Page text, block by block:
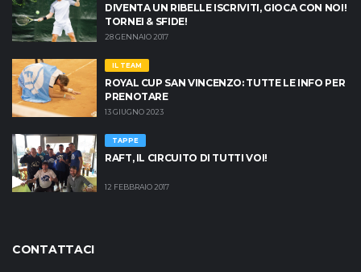
DIVENTA UN RIBELLE ISCRIVITI, GIOCA CON NOI!
TORNEI & SFIDE!
28 GENNAIO 2017
IL TEAM
ROYAL CUP SAN VINCENZO: TUTTE LE INFO PER
PRENOTARE
13 GIUGNO 2023
TAPPE
RAFT, IL CIRCUITO DI TUTTI VOI!
12 FEBBRAIO 2017
CONTATTACI